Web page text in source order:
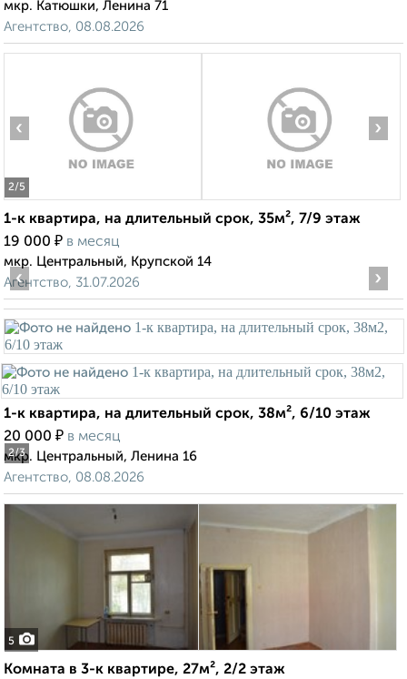
мкр. Катюшки, Ленина 71
Агентство, 08.08.2026
2/5
‹ ›
1-к квартира, на длительный срок, 35м², 7/9 этаж
19 000 ₽ в месяц
мкр. Центральный, Крупской 14
Агентство, 31.07.2026
2/3
‹ ›
1-к квартира, на длительный срок, 38м², 6/10 этаж
20 000 ₽ в месяц
мкр. Центральный, Ленина 16
Агентство, 08.08.2026
5
Комната в 3-к квартире, 27м², 2/2 этаж